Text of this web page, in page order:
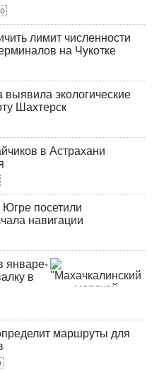
лимит численности
на Чукотке
выявила экологические
Шахтерск
в Астрахани
посетили
навигации
январе-
в
маршруты для